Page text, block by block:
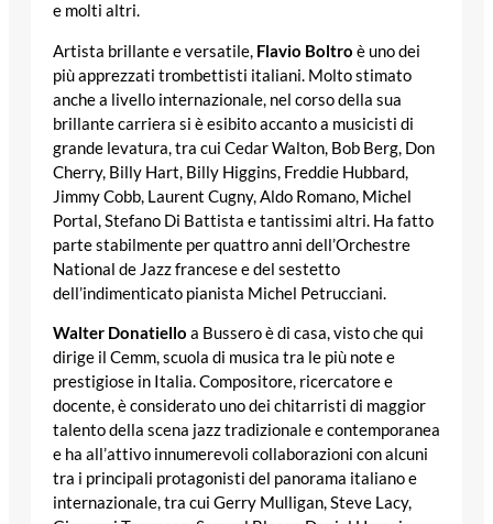
e molti altri.
Artista brillante e versatile, Flavio Boltro è uno dei
più apprezzati trombettisti italiani. Molto stimato
anche a livello internazionale, nel corso della sua
brillante carriera si è esibito accanto a musicisti di
grande levatura, tra cui Cedar Walton, Bob Berg, Don
Cherry, Billy Hart, Billy Higgins, Freddie Hubbard,
Jimmy Cobb, Laurent Cugny, Aldo Romano, Michel
Portal, Stefano Di Battista e tantissimi altri. Ha fatto
parte stabilmente per quattro anni dell’Orchestre
National de Jazz francese e del sestetto
dell’indimenticato pianista Michel Petrucciani.
Walter Donatiello a Bussero è di casa, visto che qui
dirige il Cemm, scuola di musica tra le più note e
prestigiose in Italia. Compositore, ricercatore e
docente, è considerato uno dei chitarristi di maggior
talento della scena jazz tradizionale e contemporanea
e ha all’attivo innumerevoli collaborazioni con alcuni
tra i principali protagonisti del panorama italiano e
internazionale, tra cui Gerry Mulligan, Steve Lacy,